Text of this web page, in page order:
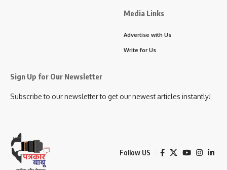
Media Links
Advertise with Us
Write for Us
Sign Up for Our Newsletter
Subscribe to our newsletter to get our newest articles instantly!
Follow US